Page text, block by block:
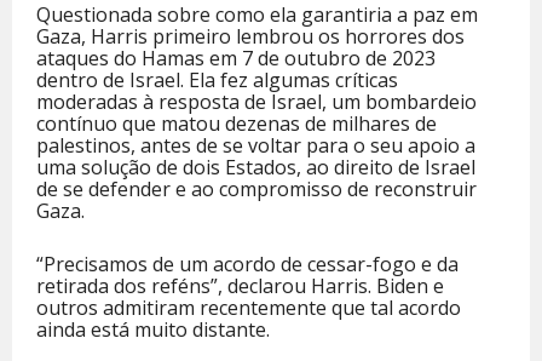
Questionada sobre como ela garantiria a paz em
Gaza, Harris primeiro lembrou os horrores dos
ataques do Hamas em 7 de outubro de 2023
dentro de Israel. Ela fez algumas críticas
moderadas à resposta de Israel, um bombardeio
contínuo que matou dezenas de milhares de
palestinos, antes de se voltar para o seu apoio a
uma solução de dois Estados, ao direito de Israel
de se defender e ao compromisso de reconstruir
Gaza.
“Precisamos de um acordo de cessar-fogo e da
retirada dos reféns”, declarou Harris. Biden e
outros admitiram recentemente que tal acordo
ainda está muito distante.